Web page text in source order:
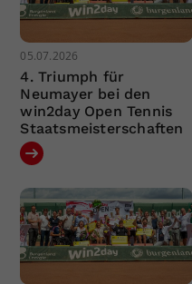
05.07.2026
4. Triumph für
Neumayer bei den
win2day Open Tennis
Staatsmeisterschaften